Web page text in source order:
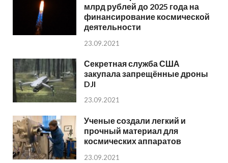
млрд рублей до 2025 года на
финансирование космической
деятельности
23.09.2021
Секретная служба США
закупала запрещённые дроны
DJI
23.09.2021
Ученые создали легкий и
прочный материал для
космических аппаратов
23.09.2021